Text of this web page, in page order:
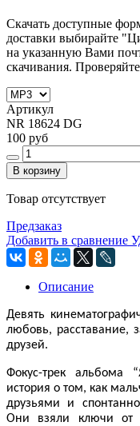
Скачать доступные
доставки выбирайте
на указанную Вами
скачивания.
Артикул
NR 18624 DG
100 руб
В корзину
Товар отсутствует
Предзаказ
Добавить в сравнение
Описание
Девять
любовь, расставание,
друзей.
Фокус-трек альбома
история о том, как
друзьями и
Они взяли ключи от